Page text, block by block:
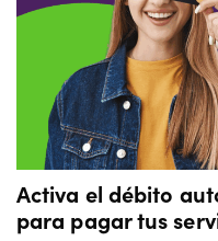
Activa el débito
para pagar tus